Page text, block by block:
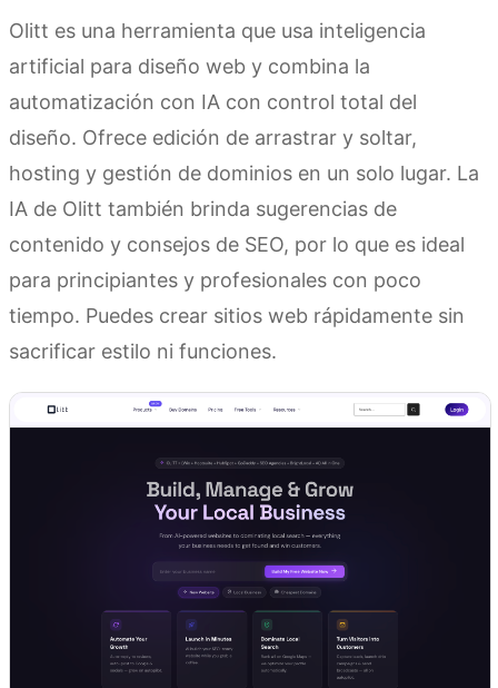
Olitt es una herramienta que usa inteligencia
artificial para diseño web y combina la
automatización con IA con control total del
diseño. Ofrece edición de arrastrar y soltar,
hosting y gestión de dominios en un solo lugar. La
IA de Olitt también brinda sugerencias de
contenido y consejos de SEO, por lo que es ideal
para principiantes y profesionales con poco
tiempo. Puedes crear sitios web rápidamente sin
sacrificar estilo ni funciones.